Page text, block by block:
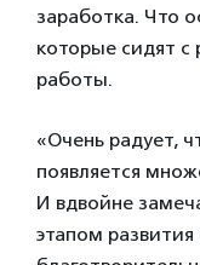
заработка. Что
которые сидят с
работы.
«Очень радует,
появляется
И вдвойне
этапом